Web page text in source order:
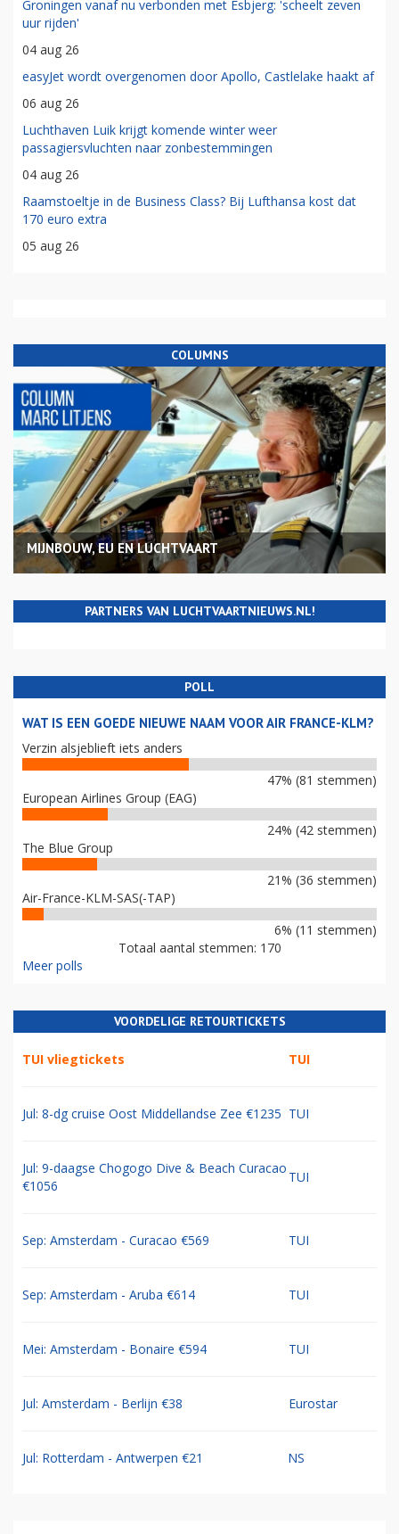
Groningen vanaf nu verbonden met Esbjerg: 'scheelt zeven
uur rijden'
04 aug 26
easyJet wordt overgenomen door Apollo, Castlelake haakt af
06 aug 26
Luchthaven Luik krijgt komende winter weer
passagiersvluchten naar zonbestemmingen
04 aug 26
Raamstoeltje in de Business Class? Bij Lufthansa kost dat
170 euro extra
05 aug 26
COLUMNS
MIJNBOUW, EU EN LUCHTVAART
PARTNERS VAN LUCHTVAARTNIEUWS.NL!
POLL
WAT IS EEN GOEDE NIEUWE NAAM VOOR AIR FRANCE-KLM?
Verzin alsjeblieft iets anders
47% (81 stemmen)
European Airlines Group (EAG)
24% (42 stemmen)
The Blue Group
21% (36 stemmen)
Air-France-KLM-SAS(-TAP)
6% (11 stemmen)
Totaal aantal stemmen: 170
Meer polls
VOORDELIGE RETOURTICKETS
TUI vliegtickets TUI
Jul: 8-dg cruise Oost Middellandse Zee €1235 TUI
Jul: 9-daagse Chogogo Dive & Beach Curacao
€1056
TUI
Sep: Amsterdam - Curacao €569 TUI
Sep: Amsterdam - Aruba €614 TUI
Mei: Amsterdam - Bonaire €594 TUI
Jul: Amsterdam - Berlijn €38 Eurostar
Jul: Rotterdam - Antwerpen €21 NS